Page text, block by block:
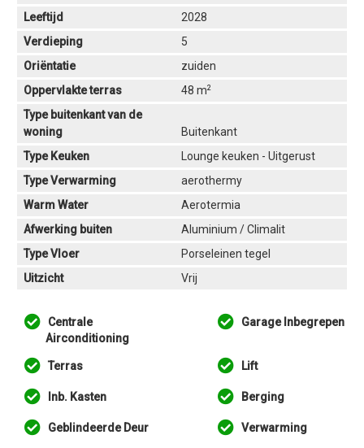
Leeftijd
2028
Verdieping
5
Oriëntatie
zuiden
Oppervlakte terras
48 m2
Type buitenkant van de
woning
Buitenkant
Type Keuken
Lounge keuken - Uitgerust
Type Verwarming
aerothermy
Warm Water
Aerotermia
Afwerking buiten
Aluminium / Climalit
Type Vloer
Porseleinen tegel
Uitzicht
Vrij
Centrale
Airconditioning
Garage Inbegrepen
Terras Lift
Inb. Kasten Berging
Geblindeerde Deur Verwarming